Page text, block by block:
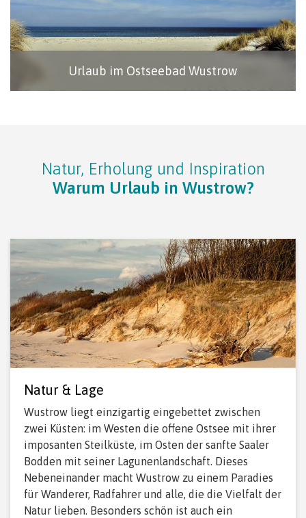
Urlaub im Ostseebad Wustrow
Natur, Erholung und Inspiration
Warum Urlaub in Wustrow?
Natur & Lage
Wustrow liegt einzigartig eingebettet zwischen
zwei Küsten: im Westen die offene Ostsee mit ihrer
imposanten Steilküste, im Osten der sanfte Saaler
Bodden mit seiner Lagunenlandschaft. Dieses
Nebeneinander macht Wustrow zu einem Paradies
für Wanderer, Radfahrer und alle, die die Vielfalt der
Natur lieben. Besonders schön ist auch ein